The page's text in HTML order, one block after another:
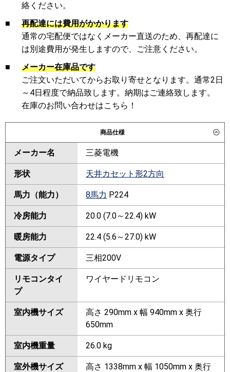
絡ください。
■
再配達には費用がかかります
通常の宅配便ではなくメーカー直送のため、再配達に
は別途費用が発生しますので、ご注意ください。
■
メーカー在庫品です
ご注文いただいてからお取り寄せとなります。通常2日
～4日程度で納品致します。納期はご連絡致します。
在庫のお問い合わせはこちら！
商品仕様
メーカー名 三菱電機
形状 天井カセット形2方向
馬力（能力） 8馬力 P224
冷房能力 20.0 (7.0～22.4) kW
暖房能力 22.4 (5.6～27.0) kW
電源タイプ 三相200V
リモコンタイ
プ
ワイヤードリモコン
室内機サイズ
高さ 290mm x 幅 940mm x 奥行
650mm
室内機重量 26.0 kg
室外機サイズ
高さ 1338mm x 幅 1050mm x 奥行